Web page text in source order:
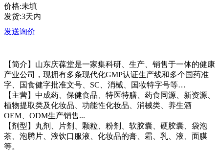
价格:未填
发货:3天内
发送询价
【简介】山东庆葆堂是一家集科研、生产、销售于一体的健康
产业公司，现拥有多条现代化GMP认证生产线和多个国药准
字、国食健字批准文号、SC、消械、国妆特字号等…
【主营】中成药、保健食品、特医特膳、药食同源、新资源、
植物提取类及化妆品、功能性化妆品、消械类、养生酒
OEM、ODM生产销售...
【剂型】丸剂、片剂、颗粒、粉剂、软胶囊、硬胶囊、袋泡
茶、泡腾片、液饮口服液、化妆品的膏、霜、乳、液、面膜
等。